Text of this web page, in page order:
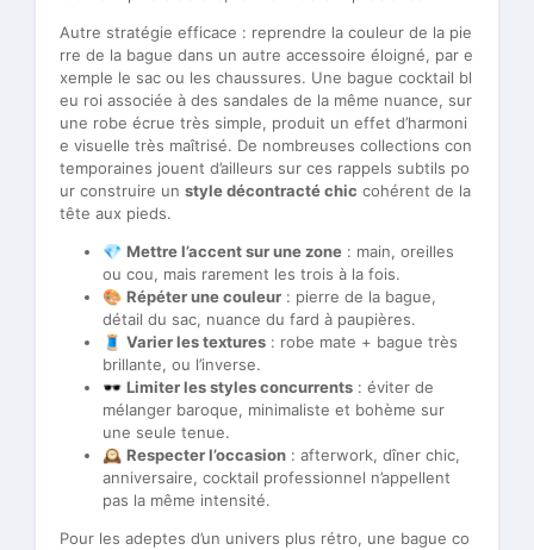
Autre stratégie efficace : reprendre la couleur de la pie
rre de la bague dans un autre accessoire éloigné, par e
xemple le sac ou les chaussures. Une bague cocktail bl
eu roi associée à des sandales de la même nuance, sur
une robe écrue très simple, produit un effet d’harmoni
e visuelle très maîtrisé. De nombreuses collections con
temporaines jouent d’ailleurs sur ces rappels subtils po
ur construire un style décontracté chic cohérent de la
tête aux pieds.
💎 Mettre l’accent sur une zone : main, oreilles
ou cou, mais rarement les trois à la fois.
🎨 Répéter une couleur : pierre de la bague,
détail du sac, nuance du fard à paupières.
🧵 Varier les textures : robe mate + bague très
brillante, ou l’inverse.
🕶️ Limiter les styles concurrents : éviter de
mélanger baroque, minimaliste et bohème sur
une seule tenue.
🕰️ Respecter l’occasion : afterwork, dîner chic,
anniversaire, cocktail professionnel n’appellent
pas la même intensité.
Pour les adeptes d’un univers plus rétro, une bague co